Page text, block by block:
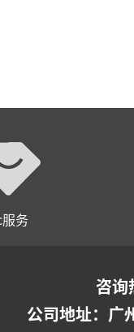
务
咨
公司地址： 广